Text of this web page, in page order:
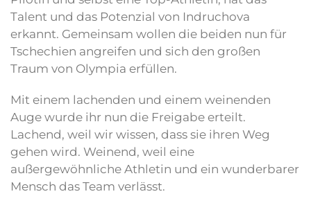
Talent und das Potenzial von Indruchova
erkannt. Gemeinsam wollen die beiden nun für
Tschechien angreifen und sich den großen
Traum von Olympia erfüllen.
Mit einem lachenden und einem weinenden
Auge wurde ihr nun die Freigabe erteilt.
Lachend, weil wir wissen, dass sie ihren Weg
gehen wird. Weinend, weil eine
außergewöhnliche Athletin und ein wunderbarer
Mensch das Team verlässt.